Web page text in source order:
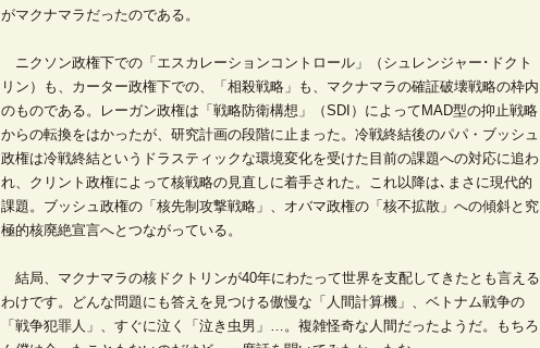
がマクナマラだったのである。
ニクソン政権下での「エスカレーションコントロール」（シュレンジャー･ドクト
リン）も、カーター政権下での、「相殺戦略」も、マクナマラの確証破壊戦略の枠内
のものである。レーガン政権は「戦略防衛構想」（SDI）によってMAD型の抑止戦略
からの転換をはかったが、研究計画の段階に止まった。冷戦終結後のパパ・ブッシュ
政権は冷戦終結というドラスティックな環境変化を受けた目前の課題への対応に追わ
れ、クリント政権によって核戦略の見直しに着手された。これ以降は､まさに現代的
課題。ブッシュ政権の「核先制攻撃戦略」、オバマ政権の「核不拡散」への傾斜と究
極的核廃絶宣言へとつながっている。
結局、マクナマラの核ドクトリンが40年にわたって世界を支配してきたとも言える
わけです。どんな問題にも答えを見つける傲慢な「人間計算機」、ベトナム戦争の
「戦争犯罪人」、すぐに泣く「泣き虫男」…。複雑怪奇な人間だったようだ。もちろ